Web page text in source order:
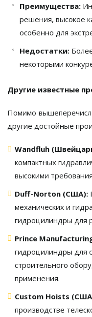
Преимущества:
решения, высокое
особенно для
Недостатки:
некоторыми
Другие известные
Помимо
другие достойные
Wandfluh
компактных
высокими
Duff-Norton (США):
механических и
гидроцилиндры для
Prince
гидроцилиндры для
строительного
применения.
Custom Hoists
производстве